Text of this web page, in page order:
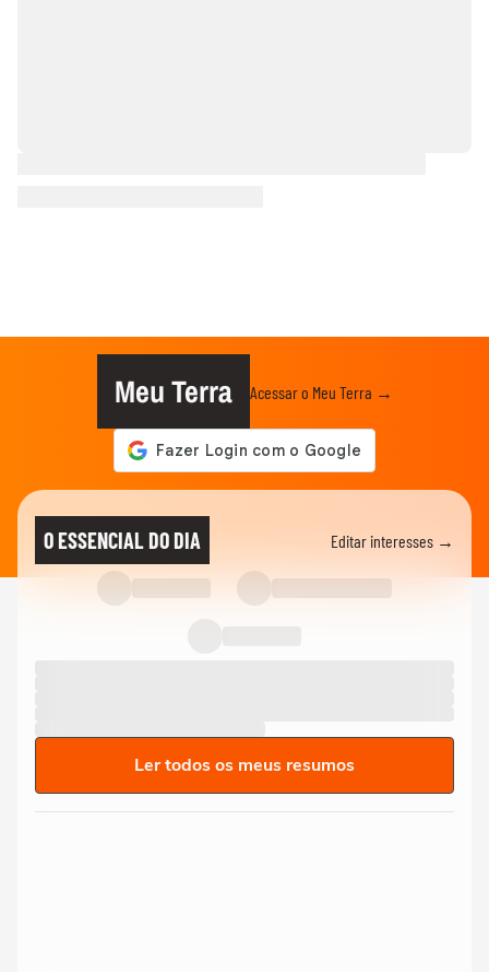
Meu Terra Acessar o Meu Terra →
O ESSENCIAL DO DIA Editar interesses →
Ler todos os meus resumos